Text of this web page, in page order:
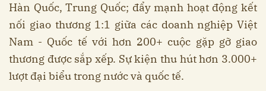
Hàn Quốc, Trung Quốc; đẩy mạnh hoạt động kết
nối giao thương 1:1 giữa các doanh nghiệp Việt
Nam - Quốc tế với hơn 200+ cuộc gặp gỡ giao
thương được sắp xếp. Sự kiện thu hút hơn 3.000+
lượt đại biểu trong nước và quốc tế.